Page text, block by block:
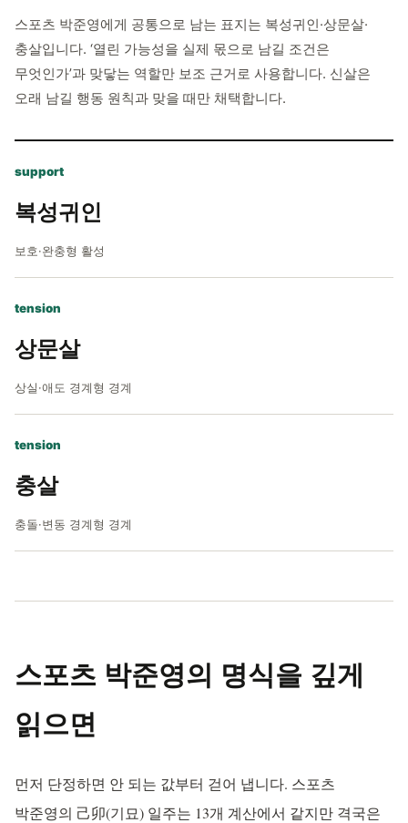
스포츠 박준영에게 공통으로 남는 표지는 복성귀인·상문살·
충살입니다. ‘열린 가능성을 실제 몫으로 남길 조건은
무엇인가’과 맞닿는 역할만 보조 근거로 사용합니다. 신살은
오래 남길 행동 원칙과 맞을 때만 채택합니다.
support
복성귀인
보호·완충형 활성
tension
상문살
상실·애도 경계형 경계
tension
충살
충돌·변동 경계형 경계
스포츠 박준영의 명식을 깊게
읽으면
먼저 단정하면 안 되는 값부터 걷어 냅니다. 스포츠
박준영의 己卯(기묘) 일주는 13개 계산에서 같지만 격국은